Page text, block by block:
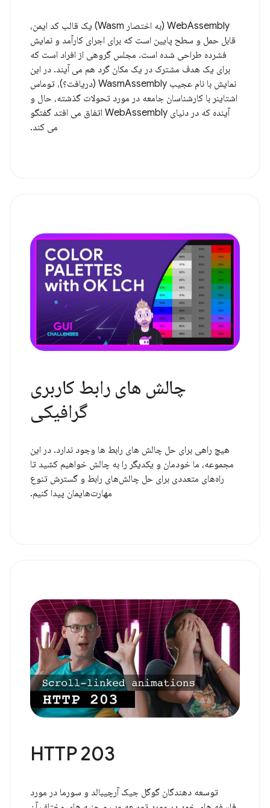
WebAssembly (به اختصار Wasm) یک قالب کد ایمن،
قابل حمل و سطح پایین است که برای اجرای کارآمد و نمایش
فشرده طراحی شده است. مجلس گروهی از افراد است که
برای یک هدف مشترک در یک مکان گرد هم می آیند. در این
نمایش با نام عجیب WasmAssembly (دریافت؟)، توماس
اشتاینر با کارشناسان جامعه در مورد تحولات گذشته، حال و
آینده که در دنیای WebAssembly اتفاق می افتد گفتگو
می کند.
چالش های رابط کاربری
گرافیکی
هیچ راهی برای حل چالش های رابط ها وجود ندارد. در این
مجموعه، ما خودمان و یکدیگر را به چالش خواهیم کشید تا
راه‌های متعددی برای حل چالش‌های رابط و گسترش تنوع
مهارت‌هایمان پیدا کنیم.
HTTP 203
توسعه دهندگان گوگل جیک آرچیبالد و سورما در مورد